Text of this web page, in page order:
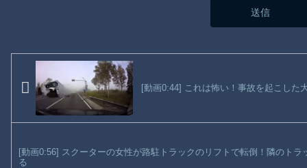
[動画0:44] これは怖い！事故を起こした
[動画0:56] スクーターの女性が路駐トラックのリフトで転倒！隣のトラ
る